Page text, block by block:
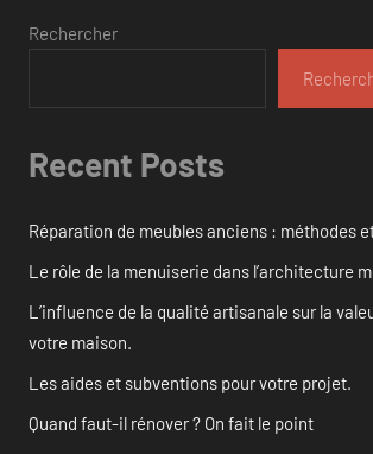
Rechercher
Recent Posts
Réparation de meubles anciens : méthodes
Le rôle de la menuiserie dans l’architecture
L’influence de la qualité artisanale sur la
votre maison.
Les aides et subventions pour votre projet.
Quand faut-il rénover ? On fait le point